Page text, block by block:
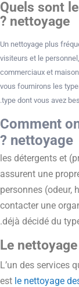
Quels sont
nettoyage ?
Un nettoyage plus
visiteurs et le
commerciaux et
vous fournirons les
type dont vous avez
Comment
nettoyage ?
les détergents et
assurent une
personnes (odeur,
contacter une
déjà décidé du
Le
L’un des services
est le nettoyage